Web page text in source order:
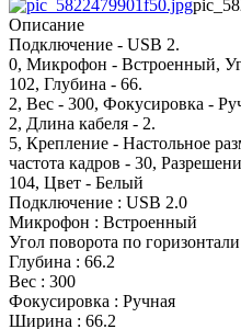
Описание
Подключение - USB 2.
0, Микрофон - Встроенный,
102, Глубина - 66.
2, Вес - 300, Фокусировка -
2, Длина кабеля - 2.
5, Крепление - Настольное
частота кадров - 30,
104, Цвет - Белый
Подключение : USB 2.0
Микрофон : Встроенный
Угол поворота по
Глубина : 66.2
Вес : 300
Фокусировка : Ручная
Ширина : 66.2